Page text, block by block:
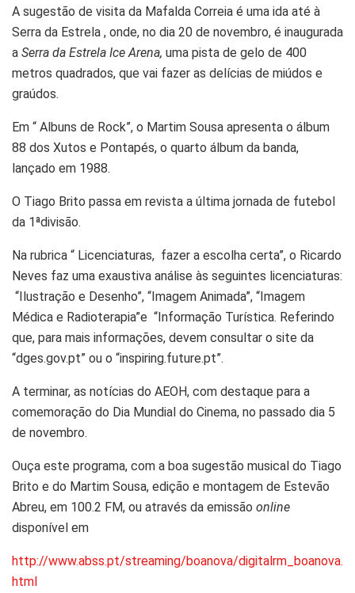
A sugestão de visita da Mafalda Correia é uma ida até à
Serra da Estrela , onde, no dia 20 de novembro, é inaugurada
a Serra da Estrela Ice Arena, uma pista de gelo de 400
metros quadrados, que vai fazer as delícias de miúdos e
graúdos.
Em “ Albuns de Rock”, o Martim Sousa apresenta o álbum
88 dos Xutos e Pontapés, o quarto álbum da banda,
lançado em 1988.
O Tiago Brito passa em revista a última jornada de futebol
da 1ªdivisão.
Na rubrica “ Licenciaturas, fazer a escolha certa”, o Ricardo
Neves faz uma exaustiva análise às seguintes licenciaturas:
“Ilustração e Desenho”, “Imagem Animada”, “Imagem
Médica e Radioterapia”e “Informação Turística. Referindo
que, para mais informações, devem consultar o site da
“dges.gov.pt” ou o “inspiring.future.pt”.
A terminar, as notícias do AEOH, com destaque para a
comemoração do Dia Mundial do Cinema, no passado dia 5
de novembro.
Ouça este programa, com a boa sugestão musical do Tiago
Brito e do Martim Sousa, edição e montagem de Estevão
Abreu, em 100.2 FM, ou através da emissão online
disponível em
http://www.abss.pt/streaming/boanova/digitalrm_boanova.
html